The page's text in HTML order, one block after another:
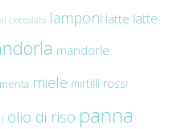
cioccolato lamponi latte latte
mandorle
menta miele mirtilli rossi
olio di riso panna